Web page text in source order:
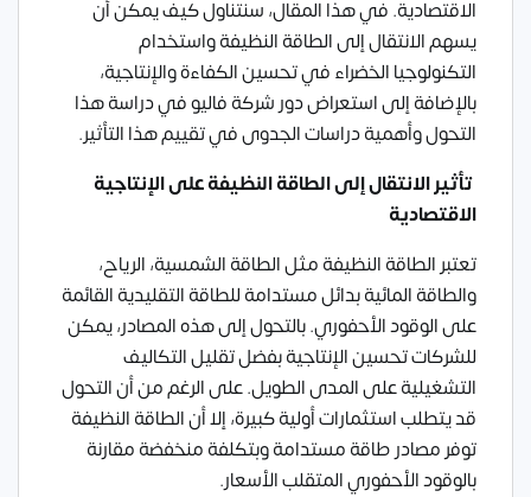
الاقتصادية. في هذا المقال، سنتناول كيف يمكن أن
يسهم الانتقال إلى الطاقة النظيفة واستخدام
التكنولوجيا الخضراء في تحسين الكفاءة والإنتاجية،
بالإضافة إلى استعراض دور شركة فاليو في دراسة هذا
التحول وأهمية دراسات الجدوى في تقييم هذا التأثير.
تأثير الانتقال إلى الطاقة النظيفة على الإنتاجية
الاقتصادية
تعتبر الطاقة النظيفة مثل الطاقة الشمسية، الرياح،
والطاقة المائية بدائل مستدامة للطاقة التقليدية القائمة
على الوقود الأحفوري. بالتحول إلى هذه المصادر، يمكن
للشركات تحسين الإنتاجية بفضل تقليل التكاليف
التشغيلية على المدى الطويل. على الرغم من أن التحول
قد يتطلب استثمارات أولية كبيرة، إلا أن الطاقة النظيفة
توفر مصادر طاقة مستدامة وبتكلفة منخفضة مقارنة
بالوقود الأحفوري المتقلب الأسعار.